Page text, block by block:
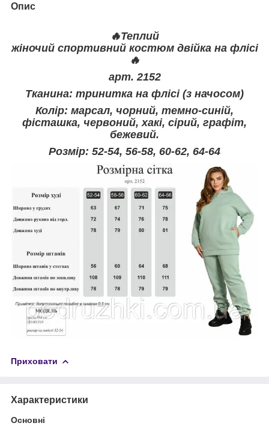
Опис
🔥Теплий
жіночий спортивний костюм двійка на флісі
🔥
арт. 2152
Тканина: тринитка на флісі (з начосом)
Колір: марсал, чорний, темно-синій,
фісташка, червоний, хакі, сірий, графіт,
бежевий.
Розмір: 52-54, 56-58, 60-62, 64-64
Приховати
Характеристики
Основні